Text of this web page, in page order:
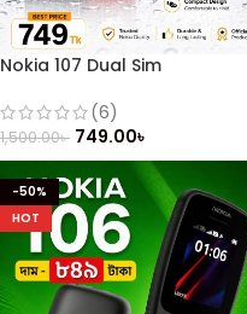
Nokia 107 Dual Sim
(6)
1,500.00৳ 749.00৳
-50%
HOT